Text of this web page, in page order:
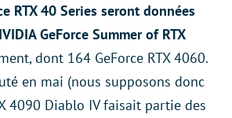
RTX 40 Series seront données
GeForce Summer of RTX
dont 164 GeForce RTX 4060.
en mai (nous supposons donc
4090 Diablo IV faisait partie des